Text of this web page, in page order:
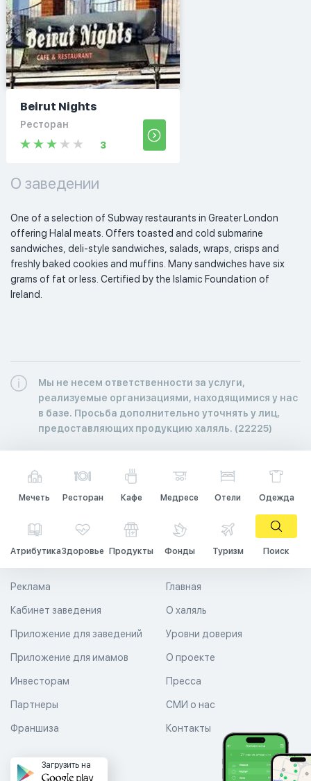
Beirut Nights
Ресторан
3
О заведении
One of a selection of Subway restaurants in Greater London
offering Halal meats. Offers toasted and cold submarine
sandwiches, deli-style sandwiches, salads, wraps, crisps and
freshly baked cookies and muffins. Many sandwiches have six
grams of fat or less. Certified by the Islamic Foundation of
Ireland.
Мы не несем ответственности за услуги,
реализуемые организациями, находящимися у нас
в базе. Просьба дополнительно уточнять у лиц,
предоставляющих продукцию халяль. (22225)
Мечеть Ресторан Кафе Медресе Отели Одежда
АтрибутикаЗдоровье Продукты Фонды Туризм Поиск
Главная
О халяль
Уровни доверия
Реклама
Кабинет заведения
Приложение для заведений
Приложение для имамов О проекте
Пресса
СМИ о нас
Контакты
Инвесторам
Партнеры
Франшиза
Загрузить на